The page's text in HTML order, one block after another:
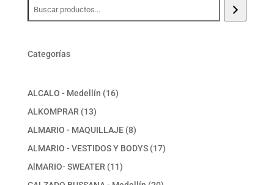
Categorías
ALCALO - Medellín 1616
ALKOMPRAR 1313
productos
ALMARIO - MAQUILLAJE 88
productos
ALMARIO - VESTIDOS Y BODYS 1717
AlMARIO- SWEATER 1111
productos